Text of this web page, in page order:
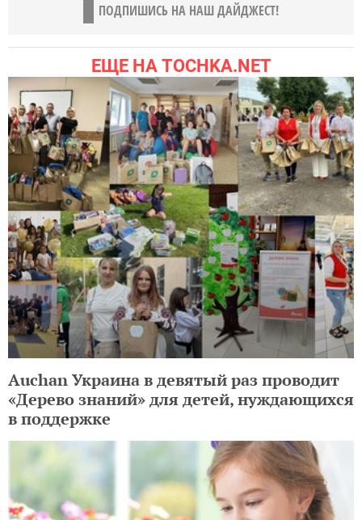
ПОДПИШИСЬ НА НАШ ДАЙДЖЕСТ!
ЕЩЕ НА TOCHKA.NET
Auchan Украина в девятый раз проводит
«Дерево знаний» для детей, нуждающихся
в поддержке